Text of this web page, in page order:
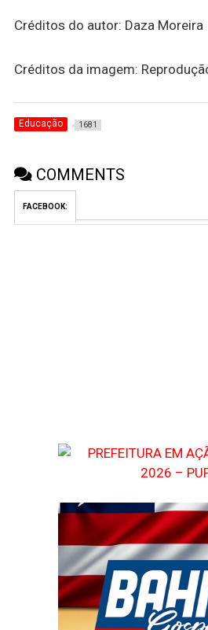
Créditos do autor: Daza Moreira
Créditos da imagem:
Educação 1681
COMMENTS
FACEBOOK: